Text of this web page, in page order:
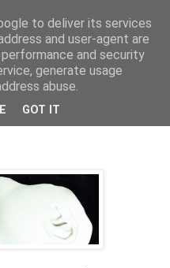
to deliver its services
and user-agent are
and security
generate usage
abuse.
GOT IT